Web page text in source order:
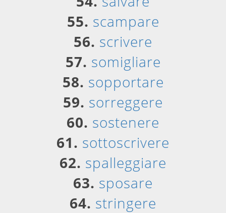
55. scampare
56. scrivere
57. somigliare
58. sopportare
59. sorreggere
60. sostenere
61. sottoscrivere
62. spalleggiare
63. sposare
64. stringere